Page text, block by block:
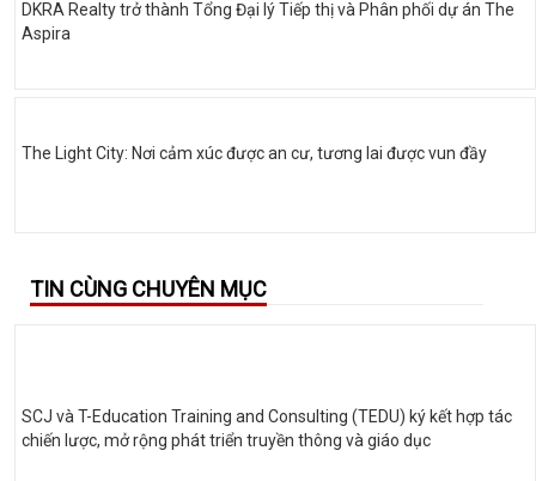
DKRA Realty trở thành Tổng Đại lý Tiếp thị và Phân phối dự án The
Aspira
The Light City: Nơi cảm xúc được an cư, tương lai được vun đầy
TIN CÙNG CHUYÊN MỤC
SCJ và T-Education Training and Consulting (TEDU) ký kết hợp tác
chiến lược, mở rộng phát triển truyền thông và giáo dục